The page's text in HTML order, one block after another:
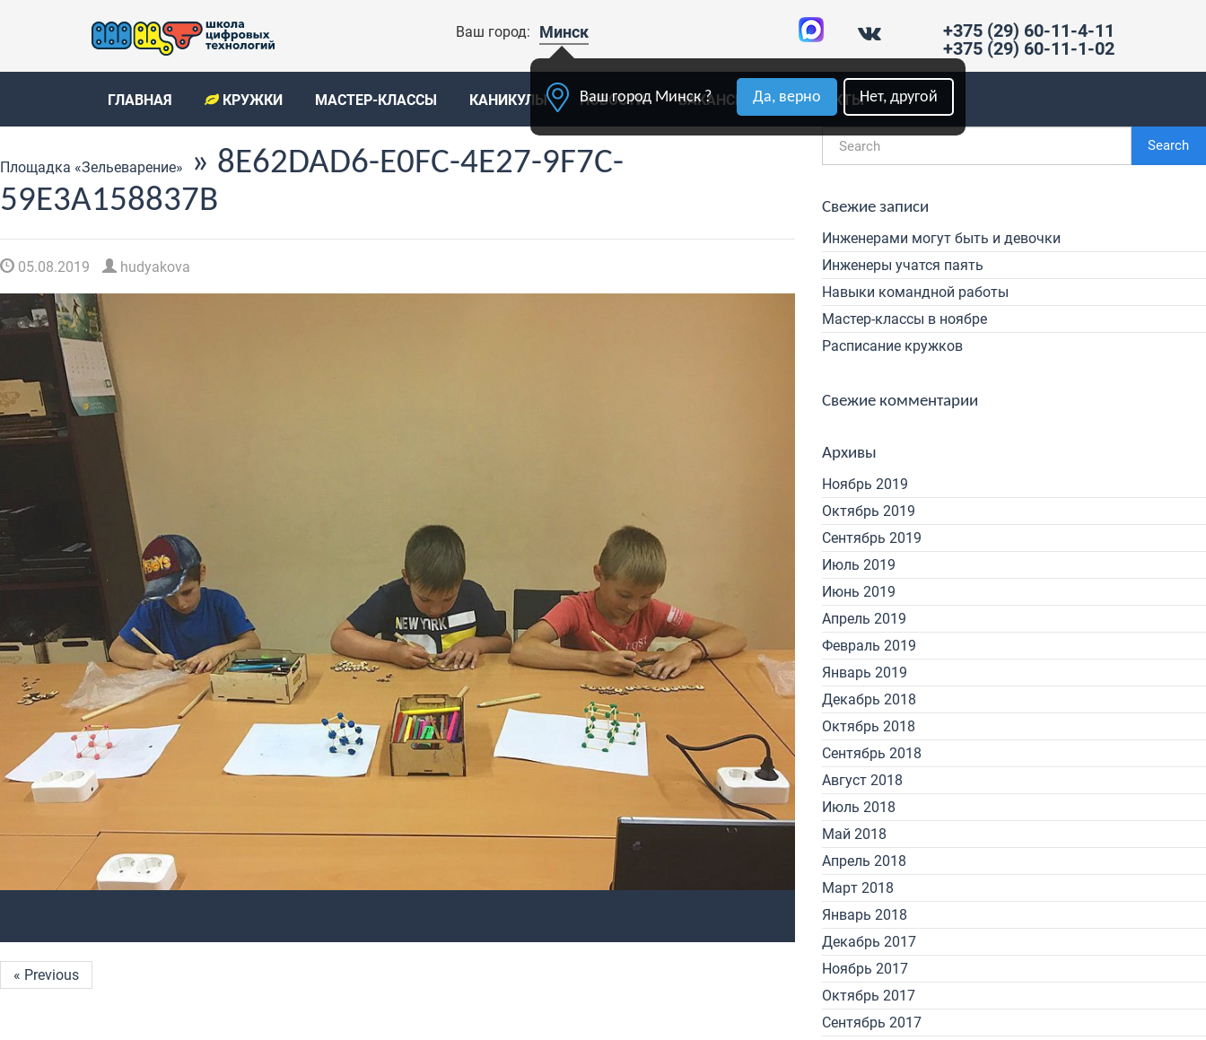
Ваш город: Минск
Ваш город Минск ? Да, верно Нет, другой
+375 (29) 60-11-4-11
+375 (29) 60-11-1-02
ГЛАВНАЯ КРУЖКИ МАСТЕР-КЛАССЫ КАНИКУЛЫ НОВОСТИ ВАКАНСИИ КОНТАКТЫ
Площадка «Зельеварение»
» 8E62DAD6-E0FC-4E27-9F7C-
59E3A158837B
05.08.2019 hudyakova
« Previous
Search
Свежие записи
Инженерами могут быть и девочки
Инженеры учатся паять
Навыки командной работы
Мастер-классы в ноябре
Расписание кружков
Свежие комментарии
Архивы
Ноябрь 2019
Октябрь 2019
Сентябрь 2019
Июль 2019
Июнь 2019
Апрель 2019
Февраль 2019
Январь 2019
Декабрь 2018
Октябрь 2018
Сентябрь 2018
Август 2018
Июль 2018
Май 2018
Апрель 2018
Март 2018
Январь 2018
Декабрь 2017
Ноябрь 2017
Октябрь 2017
Сентябрь 2017